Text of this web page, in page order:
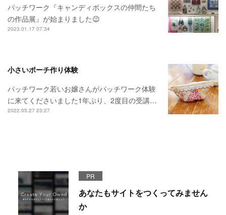
パッチワーク『キャンディボックスの仲間たち
の作品展』が始まりました😉
2023.01.17 07:34
小さいポーチ作り体験
パッチワーク若いお嬢さんがパッチワーク体験
に来てくださいました1年ぶり、2度目の受講…
2022.05.27 23:27
PR
あなたもサイトをつくってみません
か